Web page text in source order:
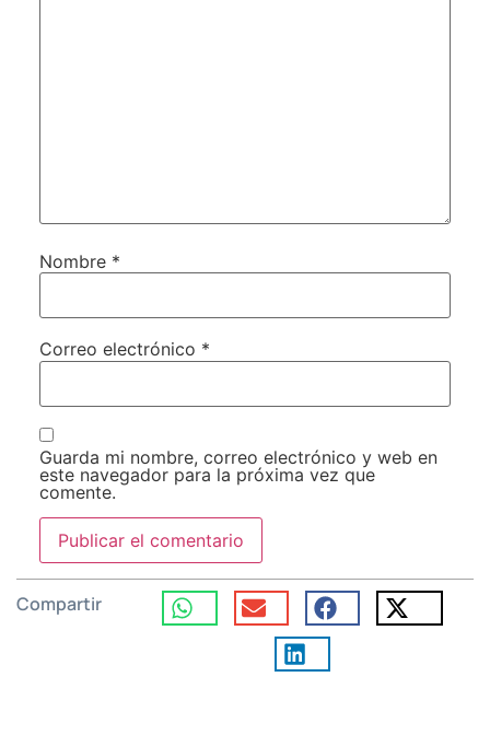
Nombre *
Correo electrónico *
Guarda mi nombre, correo electrónico y web en
este navegador para la próxima vez que
comente.
Compartir